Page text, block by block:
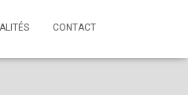
CONTACT